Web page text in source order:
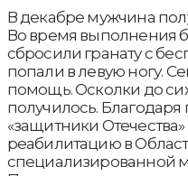
В декабре мужчина
Во время выполнения
сбросили гранату с
попали в левую ногу.
помощь. Осколки до
получилось.
«защитники
реабилитацию в
специализированной